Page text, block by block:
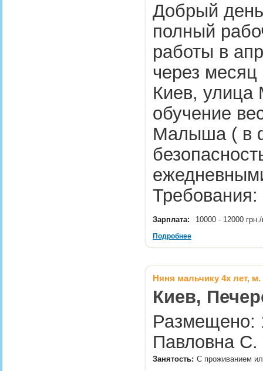
Добрый
полный
работы в
через
Киев, улица
обучение
Малыша ( в
Зарплата: 10000 - 12000
Подробнее
Няня мальчику 4х лет, м.
Киев,
Размещено:
Павловна С.
Занятость: С проживанием